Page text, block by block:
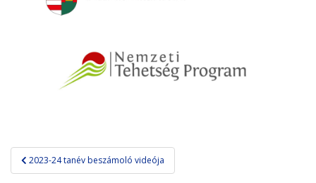
Bejegyzés
navigáció
2023-24 tanév beszámoló videója